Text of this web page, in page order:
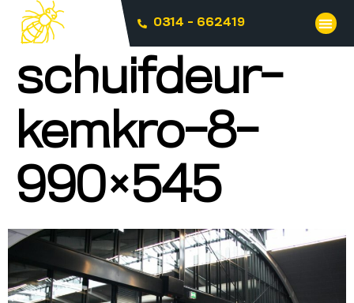
0314 - 662419
schuifdeur-
kemkro-8-
990×545